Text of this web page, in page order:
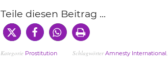
Teile diesen Beitrag ...
Kategorie Prostitution SchlagwörterAmnesty International,